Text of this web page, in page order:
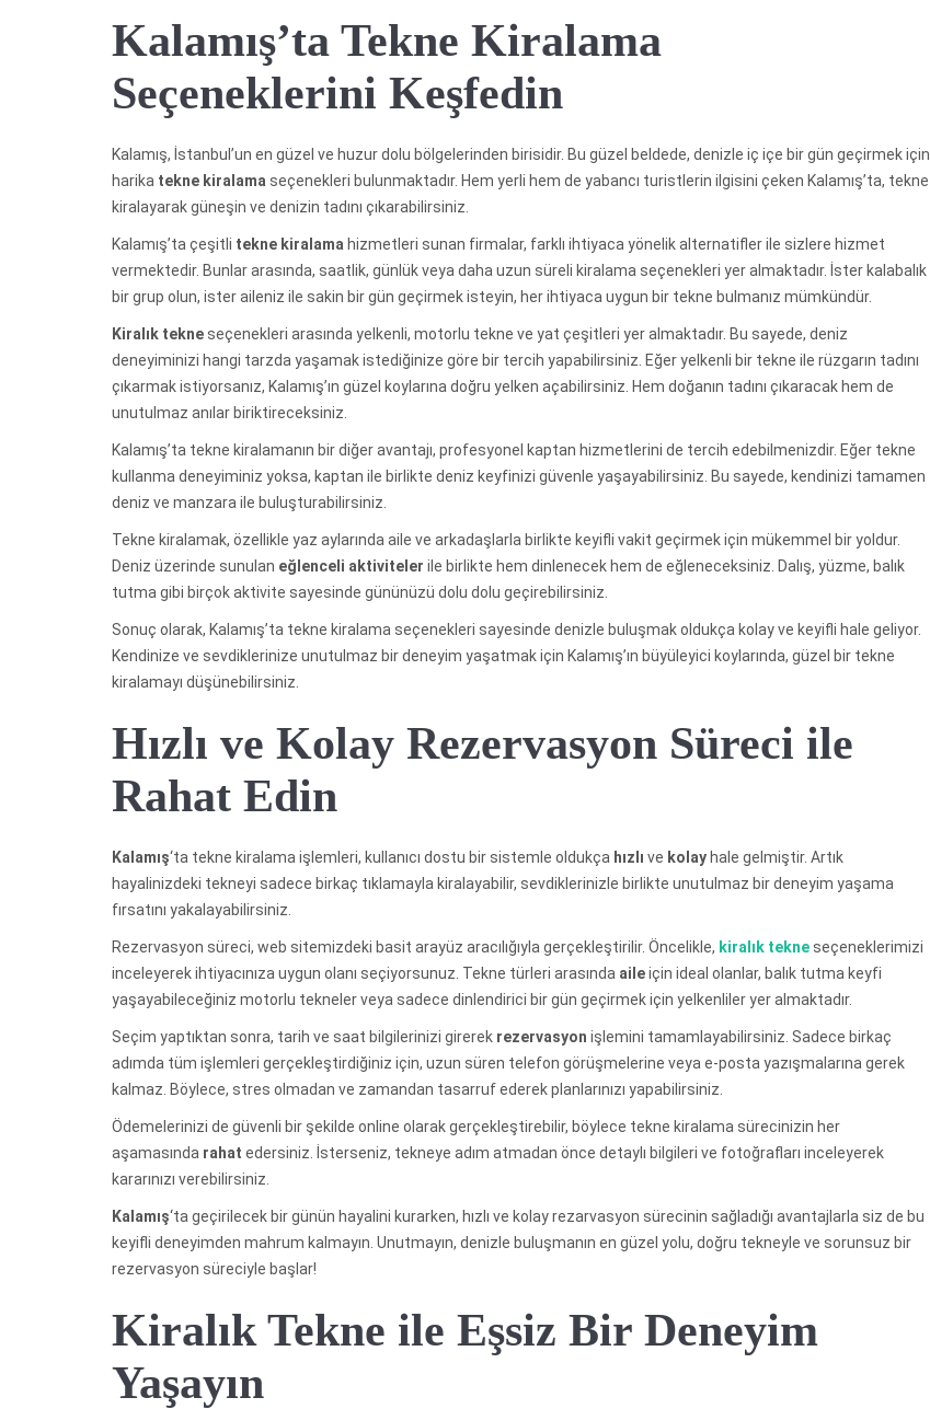
Kalamış’ta Tekne Kiralama
Seçeneklerini Keşfedin
Kalamış, İstanbul’un en güzel ve huzur dolu bölgelerinden birisidir. Bu güzel beldede, denizle iç içe bir gün geçirmek için
harika tekne kiralama seçenekleri bulunmaktadır. Hem yerli hem de yabancı turistlerin ilgisini çeken Kalamış’ta, tekne
kiralayarak güneşin ve denizin tadını çıkarabilirsiniz.
Kalamış’ta çeşitli tekne kiralama hizmetleri sunan firmalar, farklı ihtiyaca yönelik alternatifler ile sizlere hizmet
vermektedir. Bunlar arasında, saatlik, günlük veya daha uzun süreli kiralama seçenekleri yer almaktadır. İster kalabalık
bir grup olun, ister aileniz ile sakin bir gün geçirmek isteyin, her ihtiyaca uygun bir tekne bulmanız mümkündür.
Kiralık tekneseçenekleri arasında yelkenli, motorlu tekne ve yat çeşitleri yer almaktadır. Bu sayede, deniz
deneyiminizi hangi tarzda yaşamak istediğinize göre bir tercih yapabilirsiniz. Eğer yelkenli bir tekne ile rüzgarın tadını
çıkarmak istiyorsanız, Kalamış’ın güzel koylarına doğru yelken açabilirsiniz. Hem doğanın tadını çıkaracak hem de
unutulmaz anılar biriktireceksiniz.
Kalamış’ta tekne kiralamanın bir diğer avantajı, profesyonel kaptan hizmetlerini de tercih edebilmenizdir. Eğer tekne
kullanma deneyiminiz yoksa, kaptan ile birlikte deniz keyfinizi güvenle yaşayabilirsiniz. Bu sayede, kendinizi tamamen
deniz ve manzara ile buluşturabilirsiniz.
Tekne kiralamak, özellikle yaz aylarında aile ve arkadaşlarla birlikte keyifli vakit geçirmek için mükemmel bir yoldur.
Deniz üzerinde sunulan eğlenceli aktiviteler ile birlikte hem dinlenecek hem de eğleneceksiniz. Dalış, yüzme, balık
tutma gibi birçok aktivite sayesinde gününüzü dolu dolu geçirebilirsiniz.
Sonuç olarak, Kalamış’ta tekne kiralama seçenekleri sayesinde denizle buluşmak oldukça kolay ve keyifli hale geliyor.
Kendinize ve sevdiklerinize unutulmaz bir deneyim yaşatmak için Kalamış’ın büyüleyici koylarında, güzel bir tekne
kiralamayı düşünebilirsiniz.
Hızlı ve Kolay Rezervasyon Süreci ile
Rahat Edin
Kalamış‘ta tekne kiralama işlemleri, kullanıcı dostu bir sistemle oldukça hızlı ve kolay hale gelmiştir. Artık
hayalinizdeki tekneyi sadece birkaç tıklamayla kiralayabilir, sevdiklerinizle birlikte unutulmaz bir deneyim yaşama
fırsatını yakalayabilirsiniz.
Rezervasyon süreci, web sitemizdeki basit arayüz aracılığıyla gerçekleştirilir. Öncelikle, kiralık tekneseçeneklerimizi
inceleyerek ihtiyacınıza uygun olanı seçiyorsunuz. Tekne türleri arasında aileiçin ideal olanlar, balık tutma keyfi
yaşayabileceğiniz motorlu tekneler veya sadece dinlendirici bir gün geçirmek için yelkenliler yer almaktadır.
Seçim yaptıktan sonra, tarih ve saat bilgilerinizi girerek rezervasyon işlemini tamamlayabilirsiniz. Sadece birkaç
adımda tüm işlemleri gerçekleştirdiğiniz için, uzun süren telefon görüşmelerine veya e-posta yazışmalarına gerek
kalmaz. Böylece, stres olmadan ve zamandan tasarruf ederek planlarınızı yapabilirsiniz.
Ödemelerinizi de güvenli bir şekilde online olarak gerçekleştirebilir, böylece tekne kiralama sürecinizin her
aşamasında rahat edersiniz. İsterseniz, tekneye adım atmadan önce detaylı bilgileri ve fotoğrafları inceleyerek
kararınızı verebilirsiniz.
Kalamış‘ta geçirilecek bir günün hayalini kurarken, hızlı ve kolay rezarvasyon sürecinin sağladığı avantajlarla siz de bu
keyifli deneyimden mahrum kalmayın. Unutmayın, denizle buluşmanın en güzel yolu, doğru tekneyle ve sorunsuz bir
rezervasyon süreciyle başlar!
Kiralık Tekne ile Eşsiz Bir Deneyim
Yaşayın